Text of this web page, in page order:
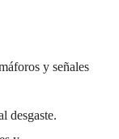
y señales
desgaste.